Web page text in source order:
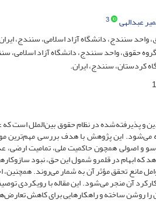
عبدالهی
3
سنندج، دانشگاه آزاد اسلامی، سنندج،
حقوق، واحد سنندج، دانشگاه آزاد اسلامی،
کردستان، سنندج، ایران.
پذیرفته‌شده در نظام حقوق بین‌الملل است که
می‌شود. این پژوهش با هدف بررسی مهم‌ترین
اصولی همچون حاکمیت ملی، تمامیت ارضی،
ابهام در قلمرو شمول این حق، نبود
مانع تحقق مؤثر آن به شمار می‌روند.
آن منجر می‌شود. این مقاله با رویکردی
روشن ساخته و راهکارهایی برای کاهش